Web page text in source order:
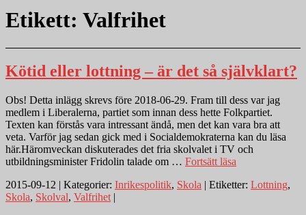
Etikett: Valfrihet
Kötid eller lottning – är det så självklart?
Obs! Detta inlägg skrevs före 2018-06-29. Fram till dess var jag
medlem i Liberalerna, partiet som innan dess hette Folkpartiet.
Texten kan förstås vara intressant ändå, men det kan vara bra att
veta. Varför jag sedan gick med i Socialdemokraterna kan du läsa
här.Häromveckan diskuterades det fria skolvalet i TV och
utbildningsminister Fridolin talade om … Fortsätt läsa
lottning
2015-09-12 | Kategorier: Inrikespolitik, Skola | Etiketter: Lottning,
Skola, Skolval, Valfrihet |